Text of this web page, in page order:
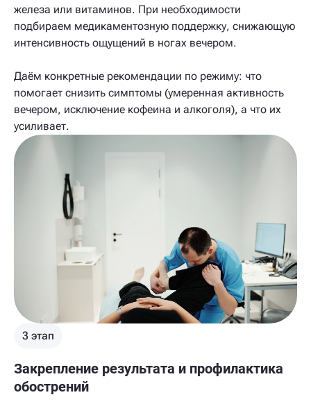
железа или витаминов. При необходимости
подбираем медикаментозную поддержку, снижающую
интенсивность ощущений в ногах вечером.
Даём конкретные рекомендации по режиму: что
помогает снизить симптомы (умеренная активность
вечером, исключение кофеина и алкоголя), а что их
усиливает.
3 этап
Закрепление результата и профилактика
обострений